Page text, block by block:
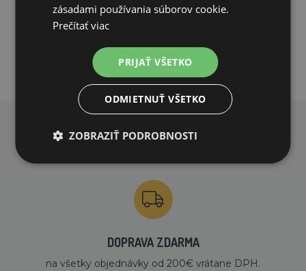
PREČO NAKUPOVAŤ U NÁS?
DOPRAVA ZDARMA
na všetky objednávky od 200€ vrátane DPH.
zásadami používania súborov cookie.
Prečítať viac
PRIJAŤ VŠETKO
ODMIETNUŤ VŠETKO
ZOBRAZIŤ PODROBNOSTI